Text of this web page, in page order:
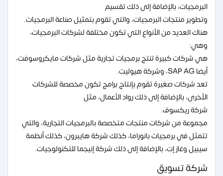
البرمجيات، بالإضافة إلى ذلك تقسيم
وتطوير منتجات البرمجيات، والتي تقوم بتمثيل صناعة البرمجيات.
هناك العديد من الأنواع التي تكون مختلفة لشركات البرمجيات،
وهي:
هي شركات كبيرة تنتج برمجيات تجارية مثل شركات مايكروسوفت،
أيضا SAP AG، وشركة هيوليت.
تعد شركات صغيرة تقوم بإنتاج برامج تكون مخصصة للشركات
الأخرى، بالإضافة إلى ذلك رواد الأعمال، مثل
شركة ريكسوف.
مجموعة من شركات منتجات متخصصة بالبرمجيات التجارية، والتي
تتمثل في برمجيات بانوراما، كذلك شركة هايبرون، كذلك أنظمة
سيبيل وغاز إت، بالإضافة إلى ذلك شركة إنيجما للتكنولوجيات.
شركة تسويق